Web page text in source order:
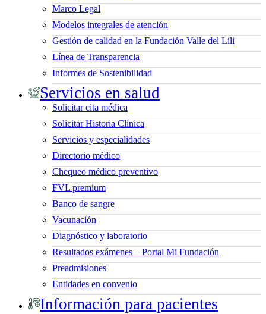
Marco Legal
Modelos integrales de atención
Gestión de calidad en la Fundación Valle del Lili
Línea de Transparencia
Informes de Sostenibilidad
Servicios en salud
Solicitar cita médica
Solicitar Historia Clínica
Servicios y especialidades
Directorio médico
Chequeo médico preventivo
FVL premium
Banco de sangre
Vacunación
Diagnóstico y laboratorio
Resultados exámenes – Portal Mi Fundación
Preadmisiones
Entidades en convenio
Información para pacientes